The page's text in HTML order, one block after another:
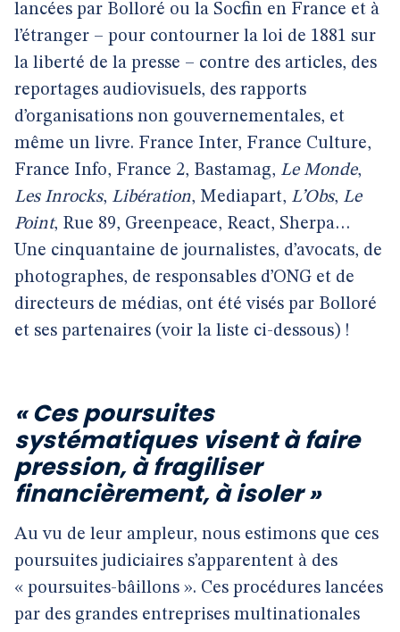
lancées par Bolloré ou la Socfin en France et à
l’étranger – pour contourner la loi de 1881 sur
la liberté de la presse – contre des articles, des
reportages audiovisuels, des rapports
d’organisations non gouvernementales, et
même un livre. France Inter, France Culture,
France Info, France 2, Bastamag, Le Monde,
Les Inrocks, Libération, Mediapart, L’Obs, Le
Point, Rue 89, Greenpeace, React, Sherpa…
Une cinquantaine de journalistes, d’avocats, de
photographes, de responsables d’ONG et de
directeurs de médias, ont été visés par Bolloré
et ses partenaires (voir la liste ci-dessous) !
« Ces poursuites
systématiques visent à faire
pression, à fragiliser
financièrement, à isoler »
Au vu de leur ampleur, nous estimons que ces
poursuites judiciaires s’apparentent à des
« poursuites-bâillons ». Ces procédures lancées
par des grandes entreprises multinationales